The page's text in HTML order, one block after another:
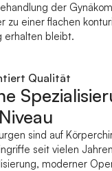
der
zu einer flachen
erhalten bleibt.
Qualität
sind auf
seit vielen
moderner